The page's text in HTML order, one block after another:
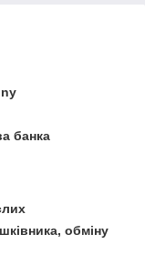
банка
обміну